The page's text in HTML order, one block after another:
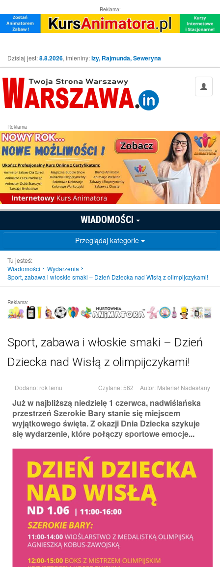
Reklama:
Dzisiaj jest:8.8.2026, imieniny:Izy, Rajmunda, Seweryna
Reklama
WIADOMOŚCI
Przeglądaj kategorie
Tu jesteś:
Wiadomości
Wydarzenia
Sport, zabawa i włoskie smaki – Dzień Dziecka nad Wisłą z olimpijczykami!
Reklama:
Sport, zabawa i włoskie smaki – Dzień
Dziecka nad Wisłą z olimpijczykami!
Dodano: rok temu Czytane: 562 Autor: Materiał Nadesłany
Już w najbliższą niedzielę 1 czerwca, nadwiślańska
przestrzeń Szerokie Bary stanie się miejscem
wyjątkowego święta. Z okazji Dnia Dziecka szykuje
się wydarzenie, które połączy sportowe emocje...